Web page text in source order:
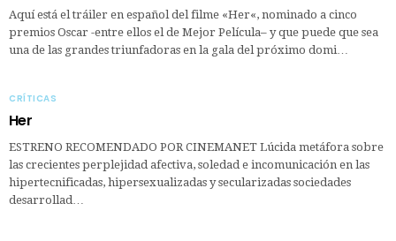
Aquí está el tráiler en español del filme «Her«, nominado a cinco
premios Oscar -entre ellos el de Mejor Película– y que puede que sea
una de las grandes triunfadoras en la gala del próximo domi…
CRÍTICAS
Her
ESTRENO RECOMENDADO POR CINEMANET Lúcida metáfora sobre
las crecientes perplejidad afectiva, soledad e incomunicación en las
hipertecnificadas, hipersexualizadas y secularizadas sociedades
desarrollad…